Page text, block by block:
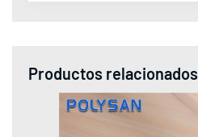
Productos relacionados